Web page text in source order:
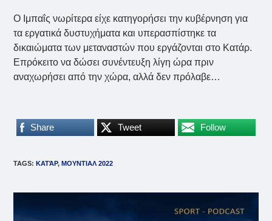
Ο Ιμπαΐς νωρίτερα είχε κατηγορήσει την κυβέρνηση για
τα εργατικά δυστυχήματα και υπερασπίστηκε τα
δικαιώματα των μεταναστών που εργάζονται στο Κατάρ.
Επρόκειτο να δώσει συνέντευξη λίγη ώρα πριν
αναχωρήσει από την χώρα, αλλά δεν πρόλαβε…
Share Tweet Follow
TAGS: ΚΑΤΆΡ, ΜΟΥΝΤΙΑΛ 2022